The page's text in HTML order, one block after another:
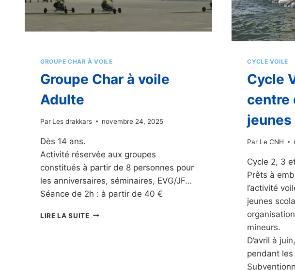
GROUPE CHAR À VOILE
Groupe Char à voile
Adulte
Par Les drakkars novembre 24, 2025
Dès 14 ans.
Activité réservée aux groupes
constitués à partir de 8 personnes pour
les anniversaires, séminaires, EVG/JF…
Séance de 2h : à partir de 40 €
LIRE LA SUITEGROUPE
CYCLE VOILE
Cycle
centre
jeunes
Par Le CNH
Cycle 2, 3
Prêts à
l’activité
jeunes
mineurs.
D’avril à
pendant